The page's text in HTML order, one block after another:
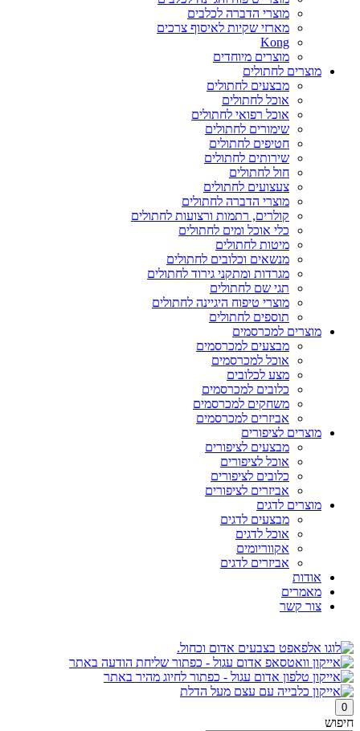
מוצרי הדברה לכלבים
מארזי שקיות לאיסוף צרכים
Kong
מוצרים מיוחדים
מוצרים לחתולים
מבצעים לחתולים
אוכל לחתולים
אוכל רפואי לחתולים
שימורים לחתולים
חטיפים לחתולים
שירותים לחתולים
חול לחתולים
צעצועים לחתולים
מוצרי הדברה לחתולים
קולרים, רתמות ורצועות לחתולים
כלי אוכל ומים לחתולים
מיטות לחתולים
מנשאים וכלובים לחתולים
מגרדות ומתקני גירוד לחתולים
תגי שם לחתולים
מוצרי טיפוח היגיינה לחתולים
תוספים לחתולים
מוצרים למכרסמים
מבצעים למכרסמים
אוכל למכרסמים
מצע לכלובים
כלובים למכרסמים
משחקים למכרסמים
אביזרים למכרסמים
מוצרים לציפורים
מבצעים לציפורים
אוכל לציפורים
כלובים לציפורים
אביזרים לציפורים
מוצרים לדגים
מבצעים לדגים
אוכל לדגים
אקווריומים
אביזרים לדגים
אודות
מאמרים
צור קשר
0
חיפוש